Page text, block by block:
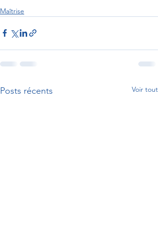
Maîtrise
Posts récents Voir tout